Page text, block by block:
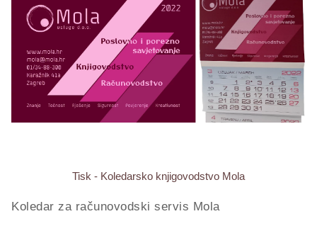
Tisk - Koledarsko knjigovodstvo Mola
Koledar za računovodski servis Mola